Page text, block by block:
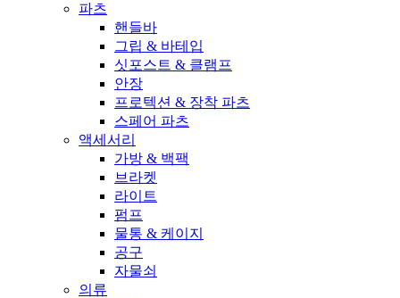
파츠
핸들바
그립 & 바테입
싯포스트 & 클램프
안장
프로텍션 & 장착 파츠
스페어 파츠
액세서리
가방 & 백팩
브라켓
라이트
펌프
물통 & 케이지
공구
자물쇠
의류